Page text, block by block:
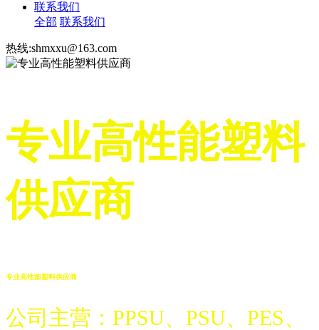
联系我们
全部 联系我们
热线:shmxxu@163.com
专业高性能塑料
供应商
专业高性能塑料供应商
公司主营：PPSU、PSU、PES、